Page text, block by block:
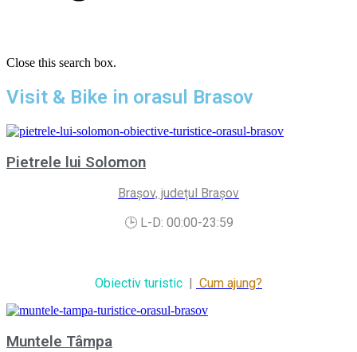
Close this search box.
Visit & Bike in orasul Brasov
Pietrele lui Solomon
Brașov, județul Brașov
🕒 L-D: 00:00-23:59
Obiectiv turistic Cum ajung?
Muntele Tâmpa